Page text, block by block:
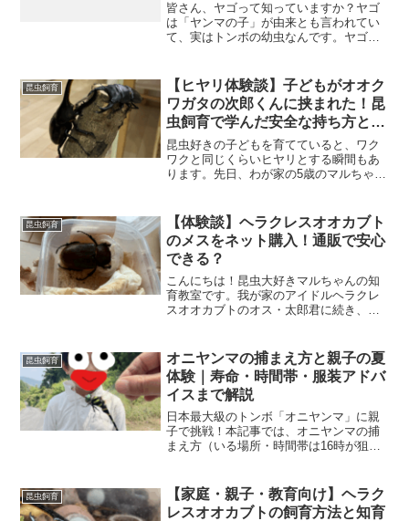
皆さん、ヤゴって知っていますか？ヤゴ
は「ヤンマの子」が由来とも言われてい
て、実はトンボの幼虫なんです。ヤゴは
はキラキラ。短い間の観察でも、育てる
→ 観察する → 逃が...
昆虫飼育
【ヒヤリ体験談】子どもがオオク
ワガタの次郎くんに挟まれた！昆
虫飼育で学んだ安全な持ち方とヘ
ラクレス太郎ちゃんとのバトル
昆虫好きの子どもを育てていると、ワク
ワクと同じくらいヒヤリとする瞬間もあ
ります。先日、わが家の5歳のマルちゃん
はありませんでしたが、恐怖で大泣き。
ところがその後、「ヘラ...
昆虫飼育
【体験談】ヘラクレスオオカブト
のメスをネット購入！通販で安心
できる？
こんにちは！昆虫大好きマルちゃんの知
育教室です。我が家のアイドルヘラクレ
スオオカブトのオス・太郎君に続き、つ
て本当に大丈夫？」という疑問に答える
べく、実際の購入体験談...
昆虫飼育
オニヤンマの捕まえ方と親子の夏
体験｜寿命・時間帯・服装アドバ
イスまで解説
日本最大級のトンボ「オニヤンマ」に親
子で挑戦！本記事では、オニヤンマの捕
まえ方（いる場所・時間帯は16時が狙い
りやすく解説します。オニヤンマの捕ま
え方｜いる場所と時間帯...
昆虫飼育
【家庭・親子・教育向け】ヘラク
レスオオカブトの飼育方法と知育